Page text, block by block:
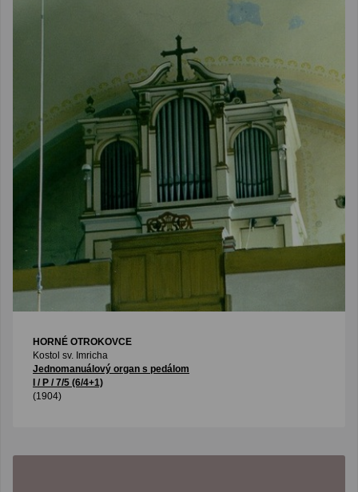
HORNÉ OTROKOVCE
Kostol sv. Imricha
Jednomanuálový organ s pedálom
I / P / 7/5 (6/4+1)
(1904)